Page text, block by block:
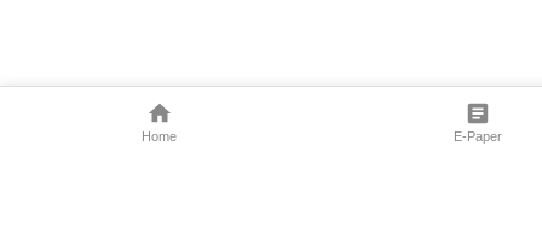
Home E-Paper